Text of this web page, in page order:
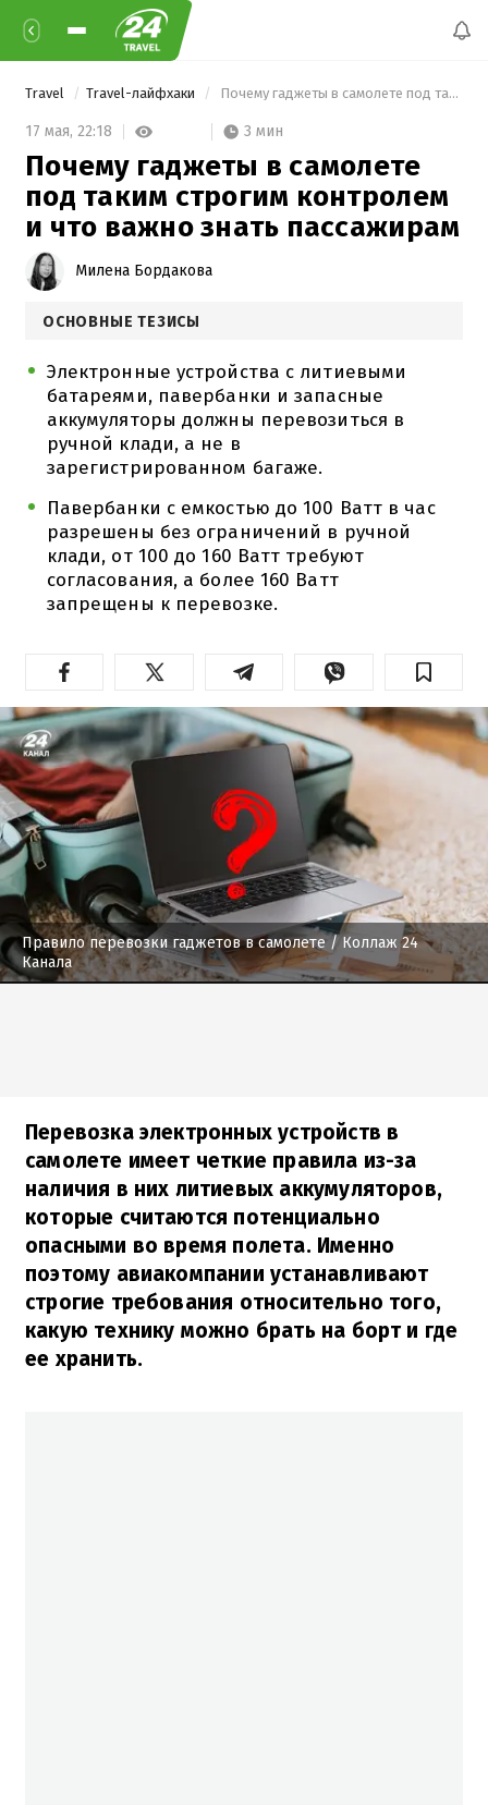
Travel Travel-лайфхаки Почему гаджеты в самолете под таким строгим контролем и что важно знать пассажирам
17 мая, 22:18 3 мин
Почему гаджеты в самолете
под таким строгим контролем
и что важно знать пассажирам
Милена Бордакова
ОСНОВНЫЕ ТЕЗИСЫ
Электронные устройства с литиевыми
батареями, павербанки и запасные
аккумуляторы должны перевозиться в
ручной клади, а не в
зарегистрированном багаже.
Павербанки с емкостью до 100 Ватт в час
разрешены без ограничений в ручной
клади, от 100 до 160 Ватт требуют
согласования, а более 160 Ватт
запрещены к перевозке.
Правило перевозки гаджетов в самолете / Коллаж 24
Канала
Перевозка электронных устройств в
самолете имеет четкие правила из-за
наличия в них литиевых аккумуляторов,
которые считаются потенциально
опасными во время полета. Именно
поэтому авиакомпании устанавливают
строгие требования относительно того,
какую технику можно брать на борт и где
ее хранить.